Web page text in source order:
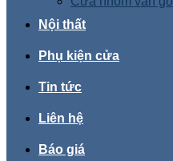
Nội thất
Phụ kiện cửa
Tin tức
Liên hệ
Báo giá